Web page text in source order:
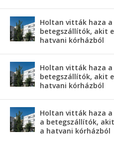
Holtan vitták haza a
betegszállítók, akit
hatvani kórházból
Holtan vitták haza a
betegszállítók, akit
hatvani kórházból
Holtan vitták haza a
a betegszállítók,
a hatvani kórházból